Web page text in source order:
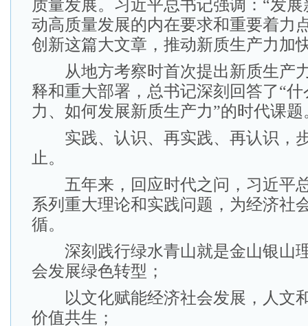
质量发展。习近平总书记强调：“发
动高质量发展的内在要求和重要着力
创新这篇大文章，推动新质生产力加
从地方考察时首次提出新质生产
释和重大部署，总书记深刻回答了“
力、如何发展新质生产力”的时代课题
实践、认识、再实践、再认识，
止。
五年来，回应时代之问，习近平
系列重大理论和实践问题，为经济社
循。
深刻践行绿水青山就是金山银山
会发展绿色转型；
以文化赋能经济社会发展，人文
价值共生；